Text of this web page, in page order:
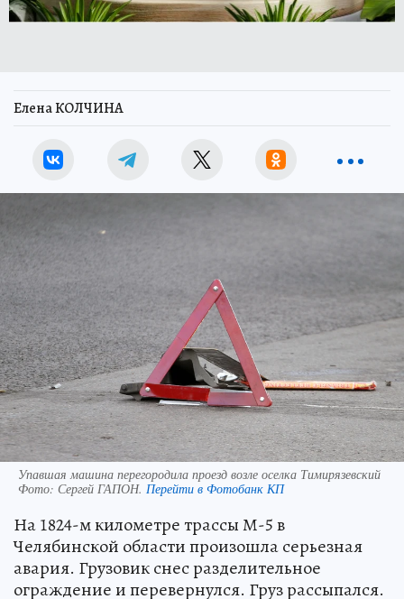
Елена КОЛЧИНА
Упавшая машина перегородила проезд возле оселка Тимирязевский
Фото: Сергей ГАПОН. Перейти в Фотобанк КП
На 1824-м километре трассы М-5 в
Челябинской области произошла серьезная
авария. Грузовик снес разделительное
ограждение и перевернулся. Груз рассыпался.